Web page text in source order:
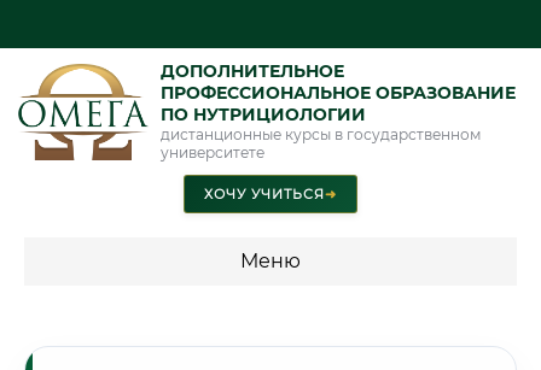
ДОПОЛНИТЕЛЬНОЕ
ПРОФЕССИОНАЛЬНОЕ ОБРАЗОВАНИЕ
ПО НУТРИЦИОЛОГИИ
дистанционные курсы в государственном
университете
ХОЧУ УЧИТЬСЯ➜
Меню